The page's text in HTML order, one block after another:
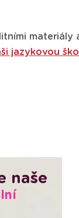
materiály
jazykovou
naše